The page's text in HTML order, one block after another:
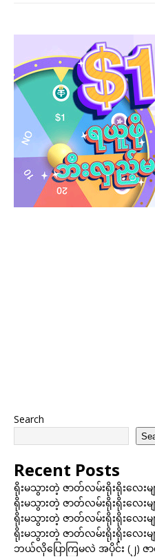
Search
Recent Posts
ရိုးမသွားတဲ့ ဇာတ်လမ်းရိုးရိုးလေးမ
ရိုးမသွားတဲ့ ဇာတ်လမ်းရိုးရိုးလေးမျ
ရိုးမသွားတဲ့ ဇာတ်လမ်းရိုးရိုးလေးမျ
ရိုးမသွားတဲ့ ဇာတ်လမ်းရိုးရိုးလေးမျ
ဘယ်လိုပြောကြမလဲ အပိုင်း (၂) ဇ